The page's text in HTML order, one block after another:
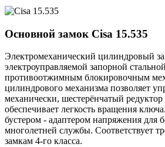
Основной замок Cisa 15.535
Электромеханический цилиндровый
электроуправляемой запорной
противоотжимным блокировочным
цилиндрового механизма позволяет
механически, шестерёнчатый
обеспечивает легкость вращения
бустером - адаптером напряжения для
многолетней службы. Соответствует
замкам 4-го класса.